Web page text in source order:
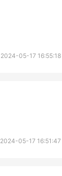
2024-05-17 16:55:18
2024-05-17 16:51:47